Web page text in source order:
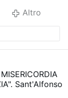
Altro
Sant'Alfonso